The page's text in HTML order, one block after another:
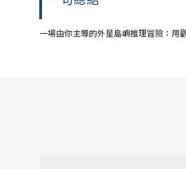
一場由你主導的外星島嶼推理冒險：用